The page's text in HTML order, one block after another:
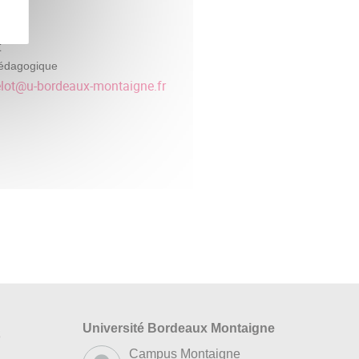
@u-bordeaux-montaigne.fr
Université Bordeaux Montaigne
Campus Montaigne